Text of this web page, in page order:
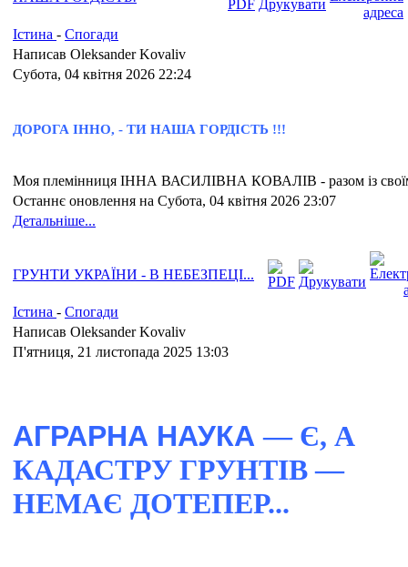
Істина - Спогади
Написав Oleksander Kovaliv
Субота, 04 квітня 2026 22:24
ДОРОГА ІННО, - ТИ НАША ГОРДІСТЬ !!!
Моя племінниця ІННА ВАСИЛІВНА КОВАЛІВ - разом із
Останнє оновлення на Субота, 04 квітня 2026 23:07
Детальніше...
ГРУНТИ УКРАЇНИ - В НЕБЕЗПЕЦІ...
Істина - Спогади
Написав Oleksander Kovaliv
П'ятниця, 21 листопада 2025 13:03
АГРАРНА НАУКА— Є, А
КАДАСТРУ ГРУНТІВ —
НЕМАЄ ДОТЕПЕР...